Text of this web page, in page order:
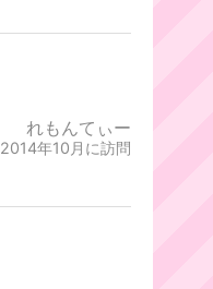
れもんてぃー
2014年10月に訪問